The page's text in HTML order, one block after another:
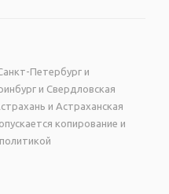
Петербург и
и Свердловская
и Астраханская
копирование и